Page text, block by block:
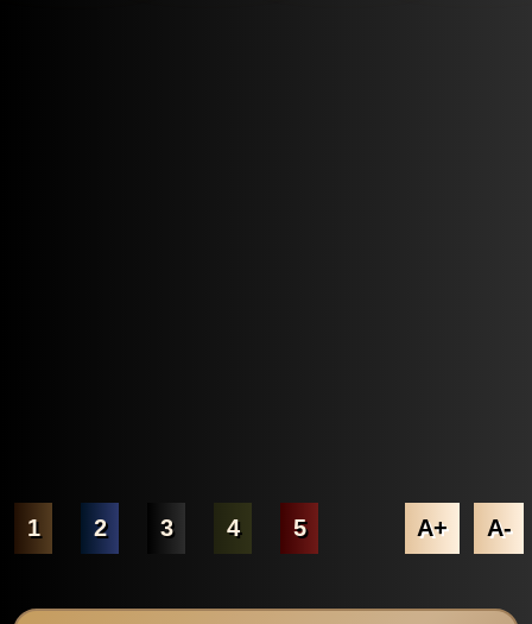
1 2 3 4 5 A+ A-